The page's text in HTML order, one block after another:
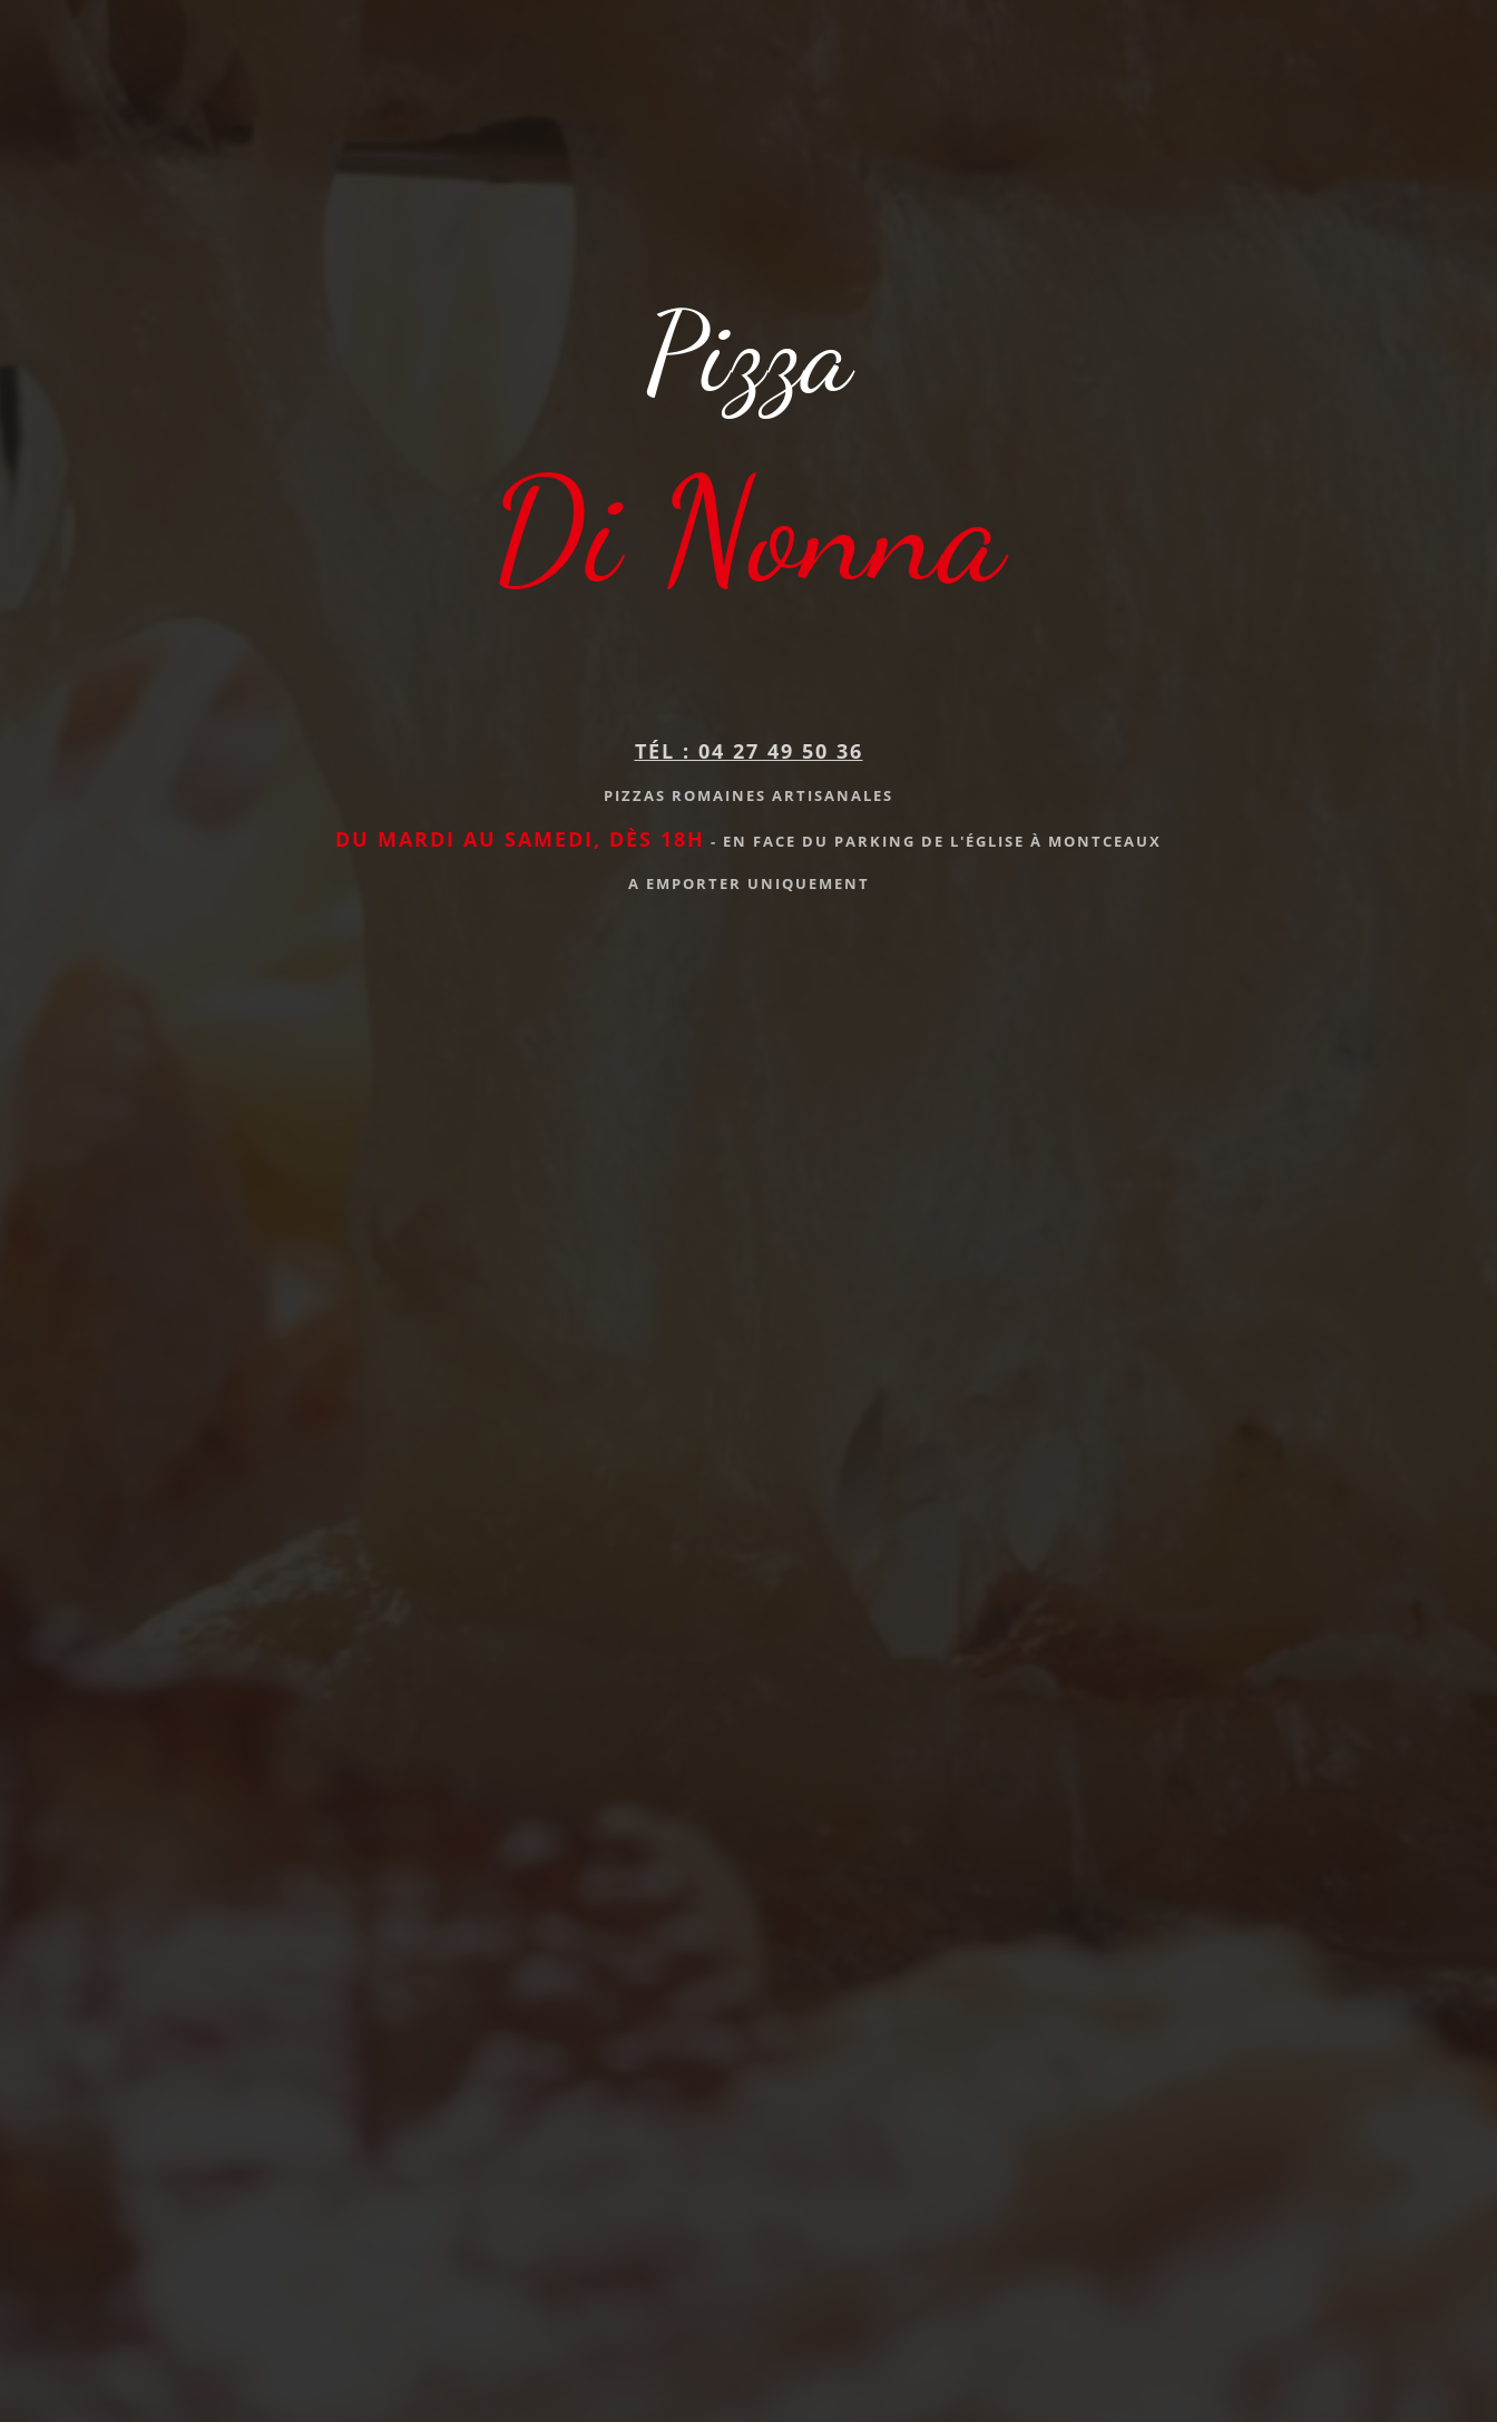
Pizza
Di Nonna
TÉL : 04 27 49 50 36
PIZZAS ROMAINES ARTISANALES
DU MARDI AU SAMEDI, DÈS 18H - EN FACE DU PARKING DE L'ÉGLISE À MONTCEAUX
A EMPORTER UNIQUEMENT